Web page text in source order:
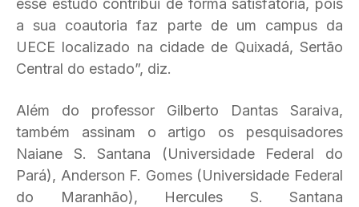
esse estudo contribui de forma satisfatória, pois
a sua coautoria faz parte de um campus da
UECE localizado na cidade de Quixadá, Sertão
Central do estado”, diz.
Além do professor Gilberto Dantas Saraiva,
também assinam o artigo os pesquisadores
Naiane S. Santana (Universidade Federal do
Pará), Anderson F. Gomes (Universidade Federal
do Maranhão), Hercules S. Santana